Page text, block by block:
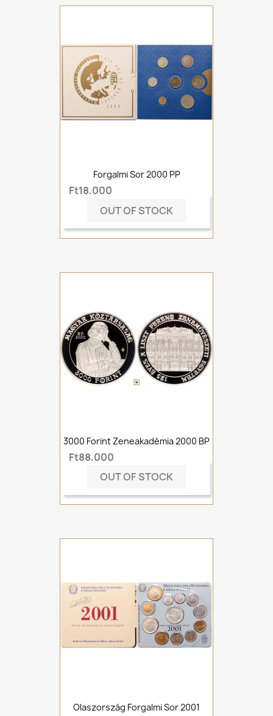
Forgalmi Sor 2000 PP
Ft18,000
OUT OF STOCK
3000 Forint Zeneakadémia 2000 BP
Ft88,000
OUT OF STOCK
Olaszország Forgalmi Sor 2001